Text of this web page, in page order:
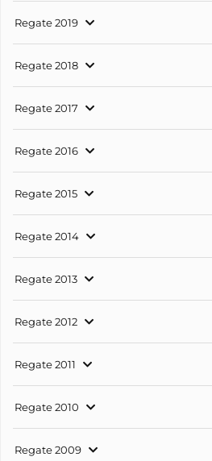
Regate 2019
Regate 2018
Regate 2017
Regate 2016
Regate 2015
Regate 2014
Regate 2013
Regate 2012
Regate 2011
Regate 2010
Regate 2009